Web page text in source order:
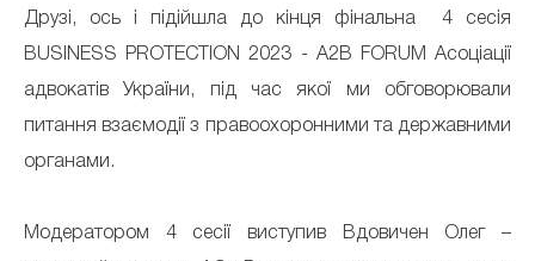
Друзі, ось і підійшла до кінця фінальна 4 сесія
BUSINESS PROTECTION 2023 - A2B FORUM Асоціації
адвокатів України, під час якої ми обговорювали
питання взаємодії з правоохоронними та державними
органами.
Модератором 4 сесії виступив Вдовичен Олег –